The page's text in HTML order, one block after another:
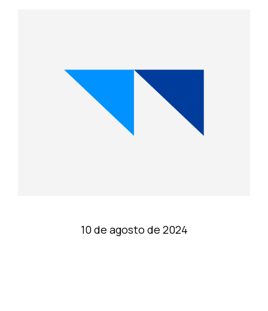
10 de agosto de 2024